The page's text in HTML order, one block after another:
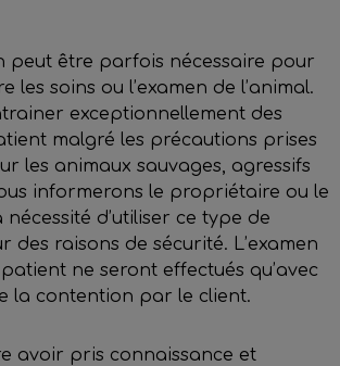
peut être parfois nécessaire pour
les soins ou l’examen de l’animal.
exceptionnellement des
malgré les précautions prises
les animaux sauvages, agressifs
informerons le propriétaire ou le
d’utiliser ce type de
des raisons de sécurité. L’examen
ne seront effectués qu’avec
la contention par le client.
avoir pris connaissance et